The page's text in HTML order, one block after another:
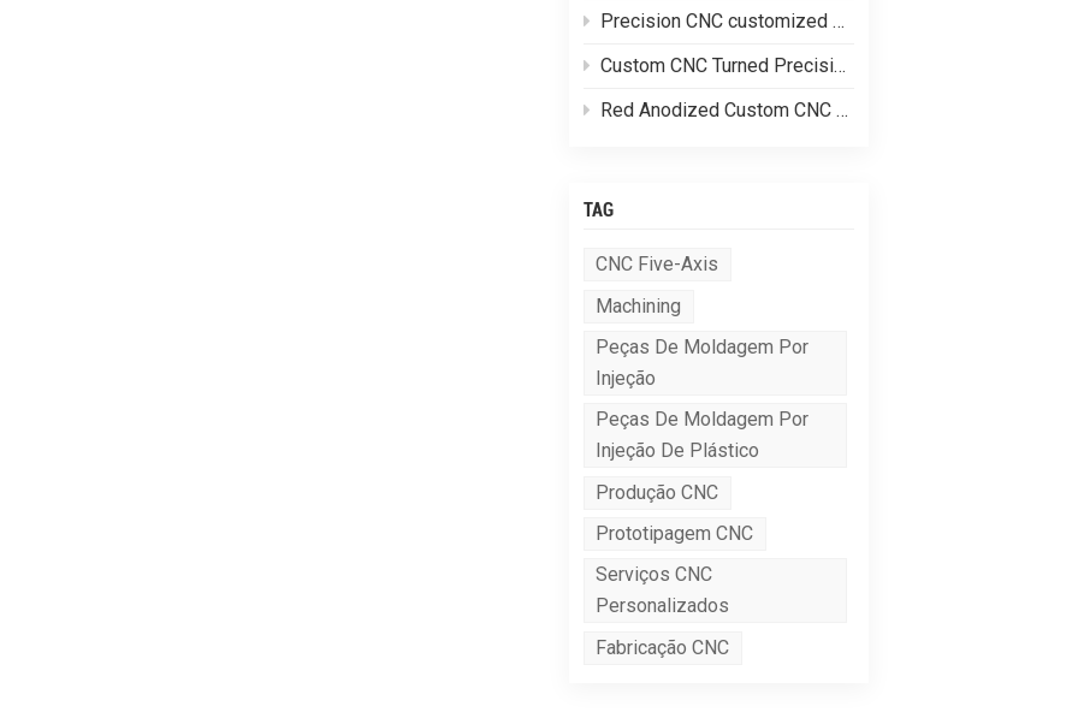
Precision CNC customized processing of aluminum alloy parts
Custom CNC Turned Precision Brass Machining Components
Red Anodized Custom CNC Machined Aluminum Structural Components
TAG
CNC Five-Axis
Machining
Peças De Moldagem Por
Injeção
Peças De Moldagem Por
Injeção De Plástico
Produção CNC
Prototipagem CNC
Serviços CNC
Personalizados
Fabricação CNC